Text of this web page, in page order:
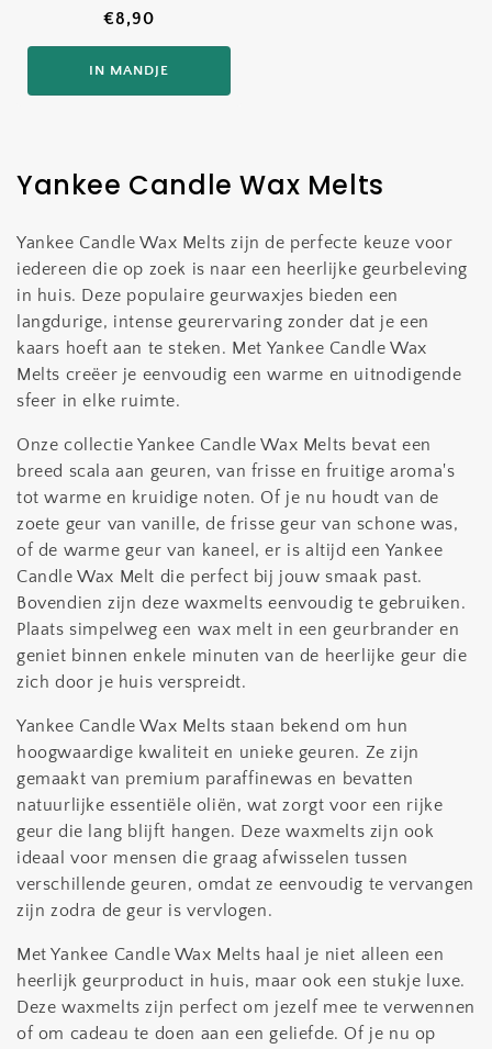
Normale
prijs
€8,90
IN MANDJE
C
l
l
e
c
t
e
:
Yankee Candle Wax Melts
Yankee Candle Wax Melts zijn de perfecte keuze voor
iedereen die op zoek is naar een heerlijke geurbeleving
in huis. Deze populaire geurwaxjes bieden een
langdurige, intense geurervaring zonder dat je een
kaars hoeft aan te steken. Met Yankee Candle Wax
Melts creëer je eenvoudig een warme en uitnodigende
sfeer in elke ruimte.
Onze collectie Yankee Candle Wax Melts bevat een
breed scala aan geuren, van frisse en fruitige aroma's
tot warme en kruidige noten. Of je nu houdt van de
zoete geur van vanille, de frisse geur van schone was,
of de warme geur van kaneel, er is altijd een Yankee
Candle Wax Melt die perfect bij jouw smaak past.
Bovendien zijn deze waxmelts eenvoudig te gebruiken.
Plaats simpelweg een wax melt in een geurbrander en
geniet binnen enkele minuten van de heerlijke geur die
zich door je huis verspreidt.
Yankee Candle Wax Melts staan bekend om hun
hoogwaardige kwaliteit en unieke geuren. Ze zijn
gemaakt van premium paraffinewas en bevatten
natuurlijke essentiële oliën, wat zorgt voor een rijke
geur die lang blijft hangen. Deze waxmelts zijn ook
ideaal voor mensen die graag afwisselen tussen
verschillende geuren, omdat ze eenvoudig te vervangen
zijn zodra de geur is vervlogen.
Met Yankee Candle Wax Melts haal je niet alleen een
heerlijk geurproduct in huis, maar ook een stukje luxe.
Deze waxmelts zijn perfect om jezelf mee te verwennen
of om cadeau te doen aan een geliefde. Of je nu op